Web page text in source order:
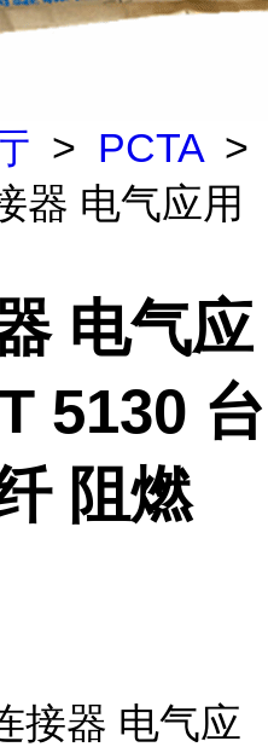
> PCTA>
器 电气应用
电气应
5130 台
阻燃
接器 电气应